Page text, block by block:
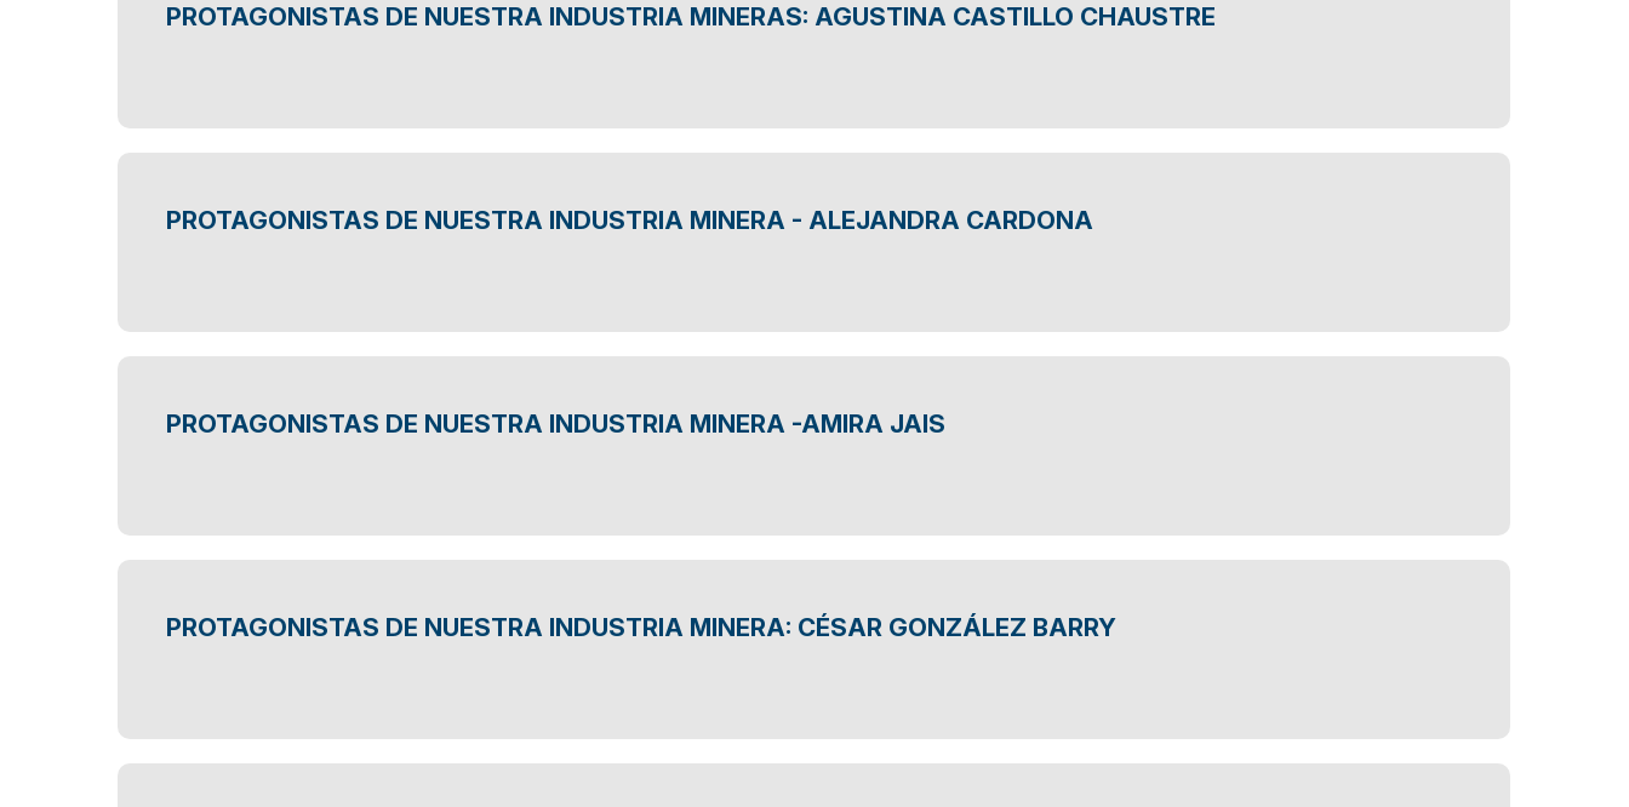
PROTAGONISTAS DE NUESTRA INDUSTRIA MINERAS: AGUSTINA CASTILLO CHAUSTRE
PROTAGONISTAS DE NUESTRA INDUSTRIA MINERA - ALEJANDRA CARDONA
PROTAGONISTAS DE NUESTRA INDUSTRIA MINERA -AMIRA JAIS
PROTAGONISTAS DE NUESTRA INDUSTRIA MINERA: CÉSAR GONZÁLEZ BARRY